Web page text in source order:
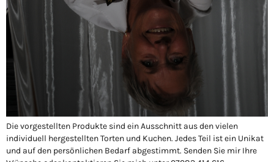
Die vorgestellten Produkte sind ein Ausschnitt aus den vielen
individuell hergestellten Torten und Kuchen. Jedes Teil ist ein Unikat
und auf den persönlichen Bedarf abgestimmt. Senden Sie mir Ihre